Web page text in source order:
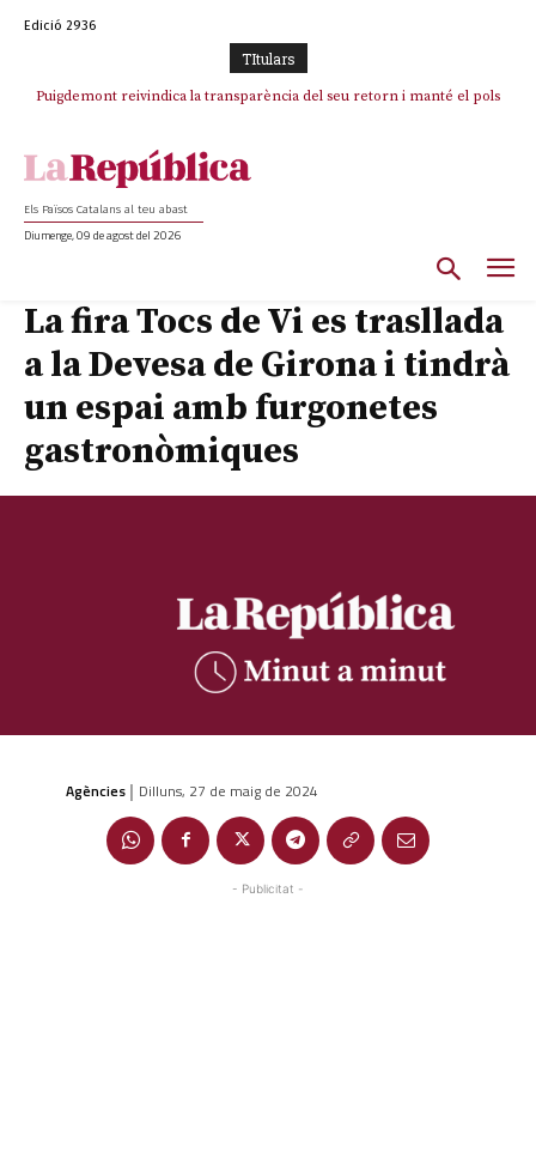
Edició 2936
TItulars
Puigdemont reivindica la transparència del seu retorn i manté el pols
Portugal acusa Espanya de provocar un “efecte crida” massiu per la seva
Els Països Catalans al teu abast
Diumenge, 09 de agost del 2026
La fira Tocs de Vi es trasllada
a la Devesa de Girona i tindrà
un espai amb furgonetes
gastronòmiques
Agències | Dilluns, 27 de maig de 2024
- Publicitat -